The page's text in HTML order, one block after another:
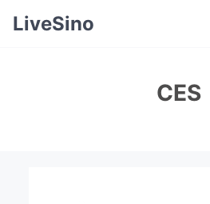
LiveSino
CES